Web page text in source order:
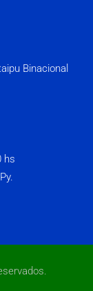
Binacional
hs